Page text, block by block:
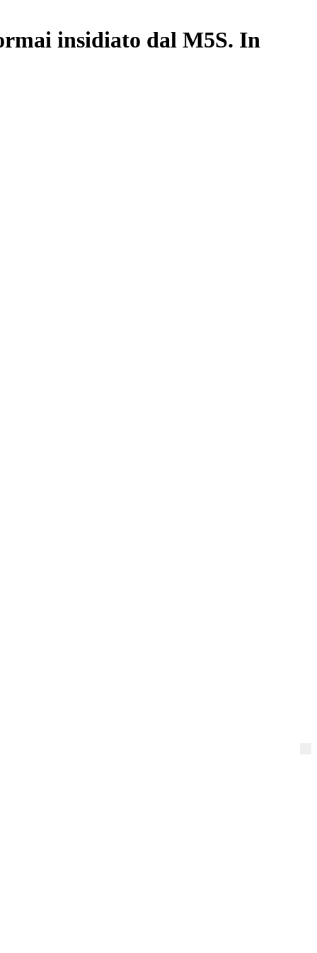
insidiato dal M5S. In